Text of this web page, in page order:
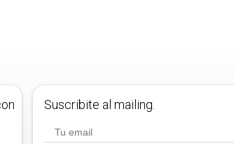
Suscribite al mailing.